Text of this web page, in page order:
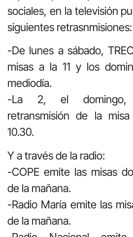
sociales, en la televisión
siguientes retrasnmisiones:
-De lunes a sábado,
misas a la 11 y los
mediodía.
-La 2, el domingo,
retransmisión de la
10.30.
Y a través de la radio:
-COPE emite las misas
de la mañana.
-Radio María emite las
de la mañana.